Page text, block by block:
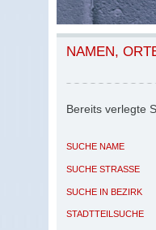
NAMEN,
Bereits verlegte
SUCHE NAME
SUCHE STRASSE
SUCHE IN BEZIRK
STADTTEILSUCHE